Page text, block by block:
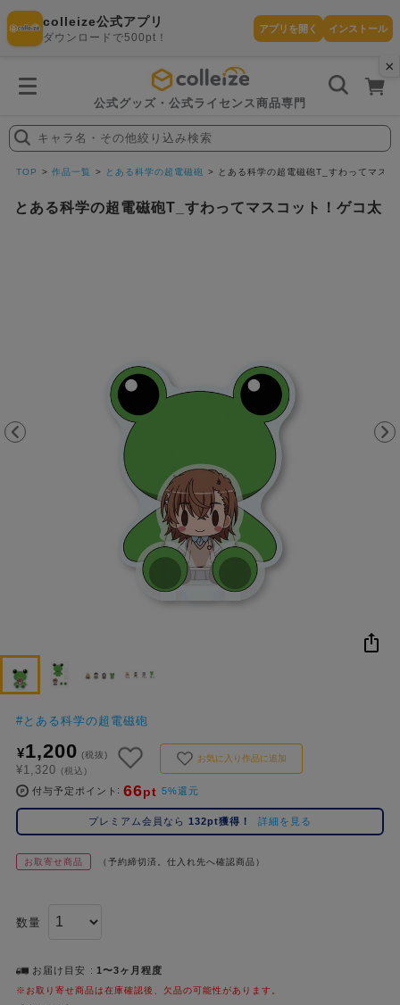
×
colleize公式アプリ
ダウンロードで500pt！
アプリを開く インストール
公式グッズ・公式ライセンス商品専門
探
す
コ
レ
イ
ズ
キ
ワ
ー
キャラ名・その他絞り込み検索
TOP 作品一覧 とある科学の超電磁砲 とある科学の超電磁砲T_すわってマスコ
とある科学の超電磁砲T_すわってマスコット！ゲコ太
# とある科学の超電磁砲
¥1,200 (税抜)
¥1,320 (税込)
お気に入り作品に追加
付与予定ポイント 66pt 5%還元
プレミアム会員なら 132pt獲得！ 詳細を見る
お取寄せ商品 （予約締切済。仕入れ先へ確認商品）
数量
お届け目安 1〜3ヶ月程度
※お取り寄せ商品は在庫確認後、欠品の可能性があります。